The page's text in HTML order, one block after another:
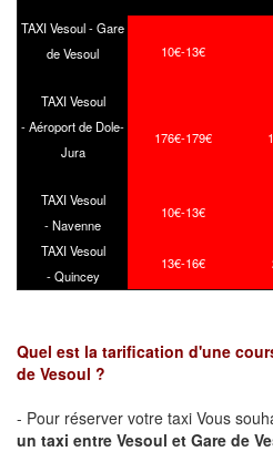
TAXI Vesoul - Gare
de Vesoul
10€-13€
TAXI Vesoul
- Aéroport de Dole-
Jura
176€-179€
TAXI Vesoul
- Navenne
10€-13€
TAXI Vesoul
- Quincey
13€-16€
Quel est la tarification d'une
de Vesoul ?
- Pour réserver votre taxi Vous
un taxi entre Vesoul et Gare de